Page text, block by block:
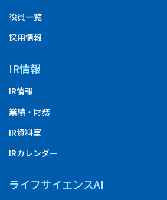
役員一覧
採用情報
IR情報
IR情報
業績・財務
IR資料室
IRカレンダー
ライフサイエンスAI